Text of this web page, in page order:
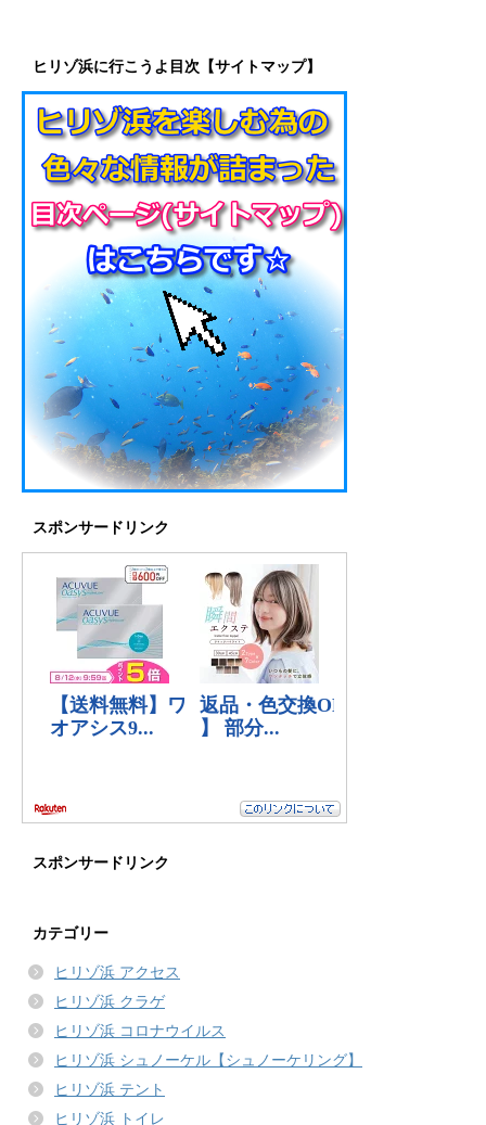
ヒリゾ浜に行こうよ目次【サイトマップ】
スポンサードリンク
スポンサードリンク
カテゴリー
ヒリゾ浜 アクセス
ヒリゾ浜 クラゲ
ヒリゾ浜 コロナウイルス
ヒリゾ浜 シュノーケル【シュノーケリング】
ヒリゾ浜 テント
ヒリゾ浜 トイレ